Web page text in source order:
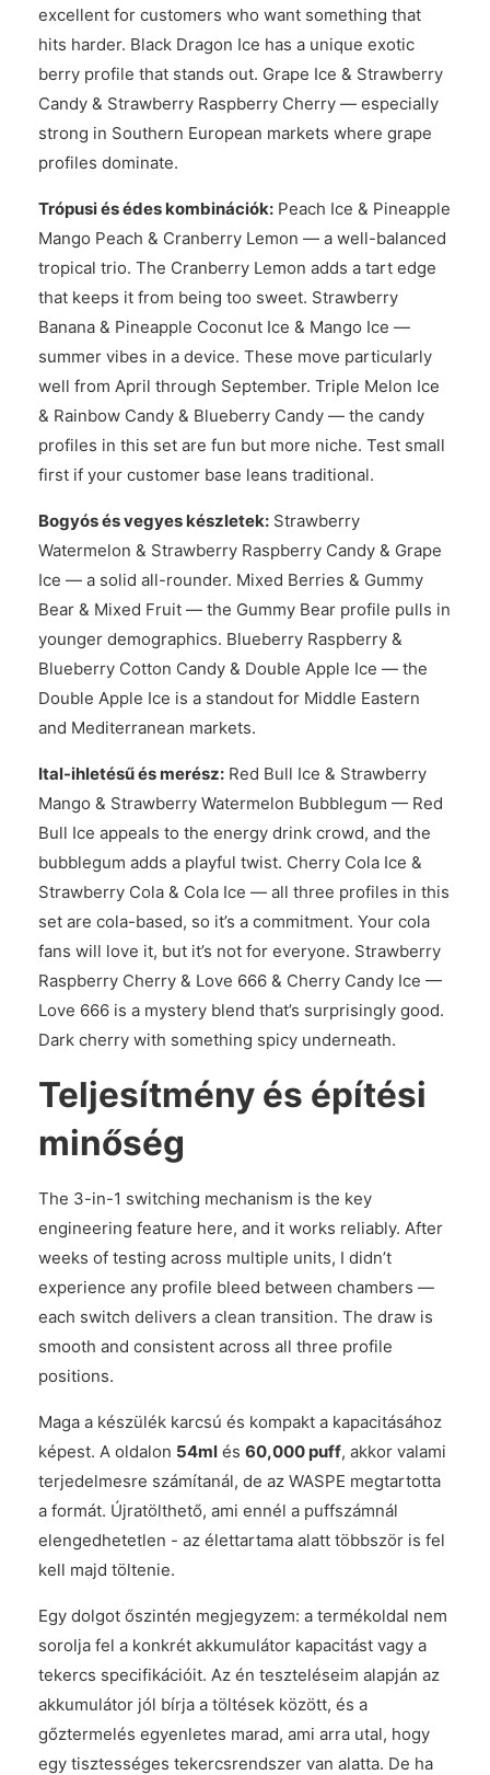
excellent for customers who want something that
hits harder. Black Dragon Ice has a unique exotic
berry profile that stands out. Grape Ice & Strawberry
Candy & Strawberry Raspberry Cherry — especially
strong in Southern European markets where grape
profiles dominate.
Trópusi és édes kombinációk: Peach Ice & Pineapple
Mango Peach & Cranberry Lemon — a well-balanced
tropical trio. The Cranberry Lemon adds a tart edge
that keeps it from being too sweet. Strawberry
Banana & Pineapple Coconut Ice & Mango Ice —
summer vibes in a device. These move particularly
well from April through September. Triple Melon Ice
& Rainbow Candy & Blueberry Candy — the candy
profiles in this set are fun but more niche. Test small
first if your customer base leans traditional.
Bogyós és vegyes készletek: Strawberry
Watermelon & Strawberry Raspberry Candy & Grape
Ice — a solid all-rounder. Mixed Berries & Gummy
Bear & Mixed Fruit — the Gummy Bear profile pulls in
younger demographics. Blueberry Raspberry &
Blueberry Cotton Candy & Double Apple Ice — the
Double Apple Ice is a standout for Middle Eastern
and Mediterranean markets.
Ital-ihletésű és merész: Red Bull Ice & Strawberry
Mango & Strawberry Watermelon Bubblegum — Red
Bull Ice appeals to the energy drink crowd, and the
bubblegum adds a playful twist. Cherry Cola Ice &
Strawberry Cola & Cola Ice — all three profiles in this
set are cola-based, so it’s a commitment. Your cola
fans will love it, but it’s not for everyone. Strawberry
Raspberry Cherry & Love 666 & Cherry Candy Ice —
Love 666 is a mystery blend that’s surprisingly good.
Dark cherry with something spicy underneath.
Teljesítmény és építési
minőség
The 3-in-1 switching mechanism is the key
engineering feature here, and it works reliably. After
weeks of testing across multiple units, I didn’t
experience any profile bleed between chambers —
each switch delivers a clean transition. The draw is
smooth and consistent across all three profile
positions.
Maga a készülék karcsú és kompakt a kapacitásához
képest. A oldalon 54ml és 60,000 puff, akkor valami
terjedelmesre számítanál, de az WASPE megtartotta
a formát. Újratölthető, ami ennél a puffszámnál
elengedhetetlen - az élettartama alatt többször is fel
kell majd töltenie.
Egy dolgot őszintén megjegyzem: a termékoldal nem
sorolja fel a konkrét akkumulátor kapacitást vagy a
tekercs specifikációit. Az én teszteléseim alapján az
akkumulátor jól bírja a töltések között, és a
gőztermelés egyenletes marad, ami arra utal, hogy
egy tisztességes tekercsrendszer van alatta. De ha